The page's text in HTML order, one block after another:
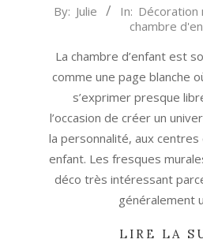
2021-
19
By: Julie In: Décoration
chambre
La chambre d’enfant est
comme une page blanche
s’exprimer presque
l’occasion de créer un
la personnalité, aux
enfant. Les fresques
déco très intéressant
généralement
LIRE LA